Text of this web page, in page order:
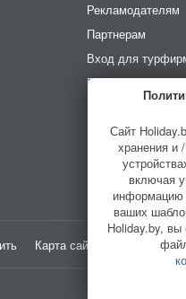
Рекламодателям
Партнерам
Вход для
Вход для усадеб
Карта сайта
Сайт
хранения и
включая
информацию
ваших
Holiday.by, вы